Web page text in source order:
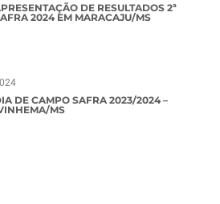
DE RESULTADOS 2ª
2024 EM MARACAJU/MS
DE CAMPO SAFRA 2023/2024 –
MS